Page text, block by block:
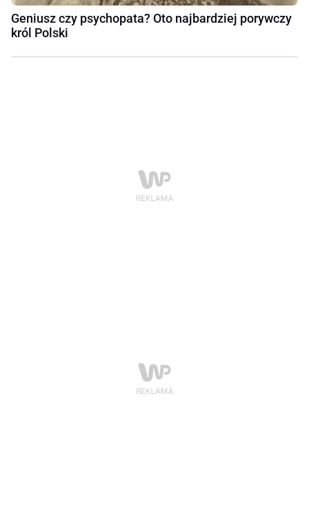
Geniusz czy psychopata? Oto najbardziej porywczy
król Polski